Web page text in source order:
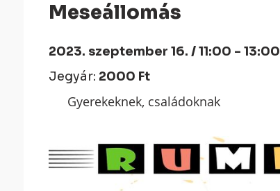
Meseállomás
2023. szeptember 16. / 11:00 - 13:00
Jegyár: 2000 Ft
Gyerekeknek, családoknak